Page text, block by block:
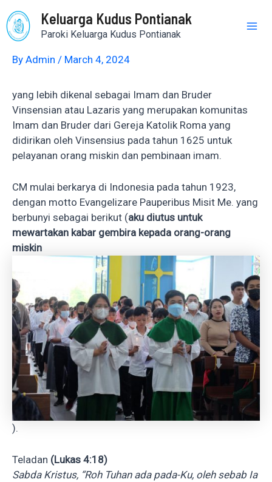
to
content
Keluarga Kudus Pontianak
Paroki Keluarga Kudus Pontianak
By Admin / March 4, 2024
yang lebih dikenal sebagai Imam dan Bruder
Vinsensian atau Lazaris yang merupakan komunitas
Imam dan Bruder dari Gereja Katolik Roma yang
didirikan oleh Vinsensius pada tahun 1625 untuk
pelayanan orang miskin dan pembinaan imam.
CM mulai berkarya di Indonesia pada tahun 1923,
dengan motto Evangelizare Pauperibus Misit Me. yang
berbunyi sebagai berikut (aku diutus untuk
mewartakan kabar gembira kepada orang-orang
miskin
).
Teladan (Lukas 4:18)
Sabda Kristus, “Roh Tuhan ada pada-Ku, oleh sebab Ia
navigation